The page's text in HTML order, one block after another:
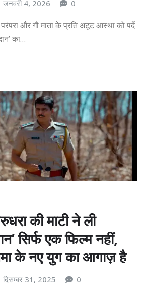
जनवरी 4, 2026 0
और गौ माता के प्रति अटूट आस्था को पर्दे
का…
की माटी ने ली
सिर्फ एक फिल्म नहीं,
के नए युग का आगाज़ है
दिसम्बर 31, 2025 0